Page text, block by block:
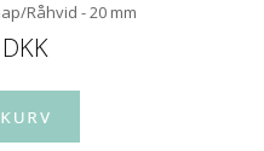
Råhvid - 20 mm